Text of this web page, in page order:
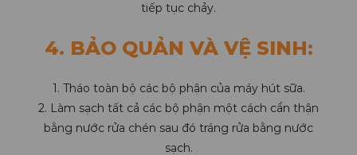
tiếp tục chảy.
4. BẢO QUẢN VÀ VỆ SINH:
1. Tháo toàn bộ các bộ phận của máy hút sữa.
2. Làm sạch tất cả các bộ phận một cách cẩn thận
bằng nước rửa chén sau đó tráng rửa bằng nước
sạch.